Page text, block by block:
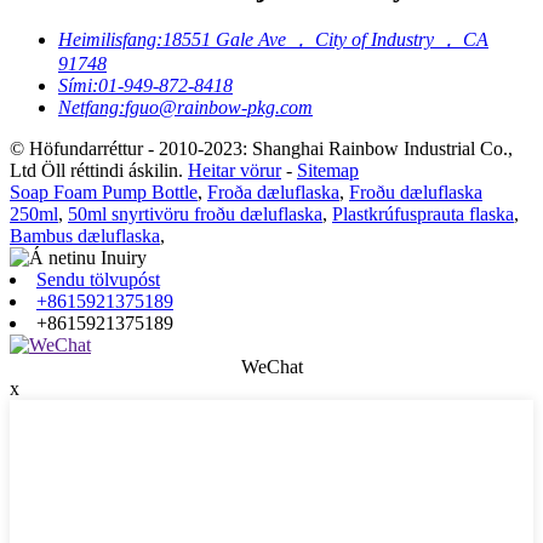
Heimilisfang:18551 Gale Ave ， City of Industry ， CA
91748
Sími:01-949-872-8418
Netfang:fguo@rainbow-pkg.com
© Höfundarréttur - 2010-2023: Shanghai Rainbow Industrial Co.,
Ltd Öll réttindi áskilin. Heitar vörur- Sitemap
Soap Foam Pump Bottle, Froða dæluflaska, Froðu dæluflaska
250ml, 50ml snyrtivöru froðu dæluflaska, Plastkrúfusprauta flaska,
Bambus dæluflaska,
Sendu tölvupóst
+8615921375189
+8615921375189
WeChat
x